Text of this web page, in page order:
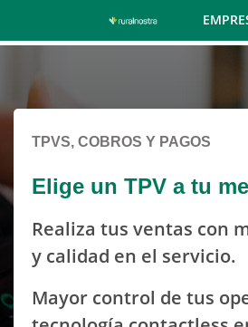
Skip
contenido,
por
espere...
TPVS, COBROS Y PAGOS
Elige un TPV a tu
Realiza tus ventas con
y calidad en el servicio.
Mayor control de tus